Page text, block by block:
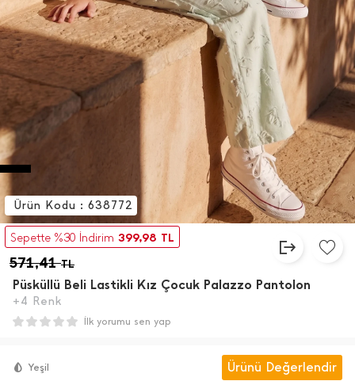
Sepette %30 İndirim 399,98 TL
571,41TL
Püsküllü Beli Lastikli Kız Çocuk Palazzo Pantolon
+4 Renk
Ürün Kodu : 638772
İlk yorumu sen yap
Yeşil Ürünü Değerlendir